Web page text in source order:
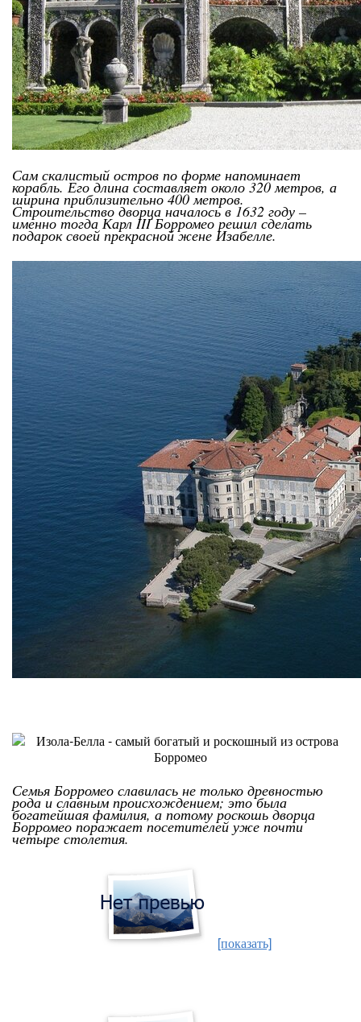
Сам скалистый остров по форме напоминает
корабль. Его длина составляет около 320 метров, а
ширина приблизительно 400 метров.
Строительство дворца началось в 1632 году –
именно тогда Карл III Борромео решил сделать
подарок своей прекрасной жене Изабелле.
Семья Борромео славилась не только древностью
рода и славным происхождением; это была
богатейшая фамилия, а потому роскошь дворца
Борромео поражает посетителей уже почти
четыре столетия.
[показать]